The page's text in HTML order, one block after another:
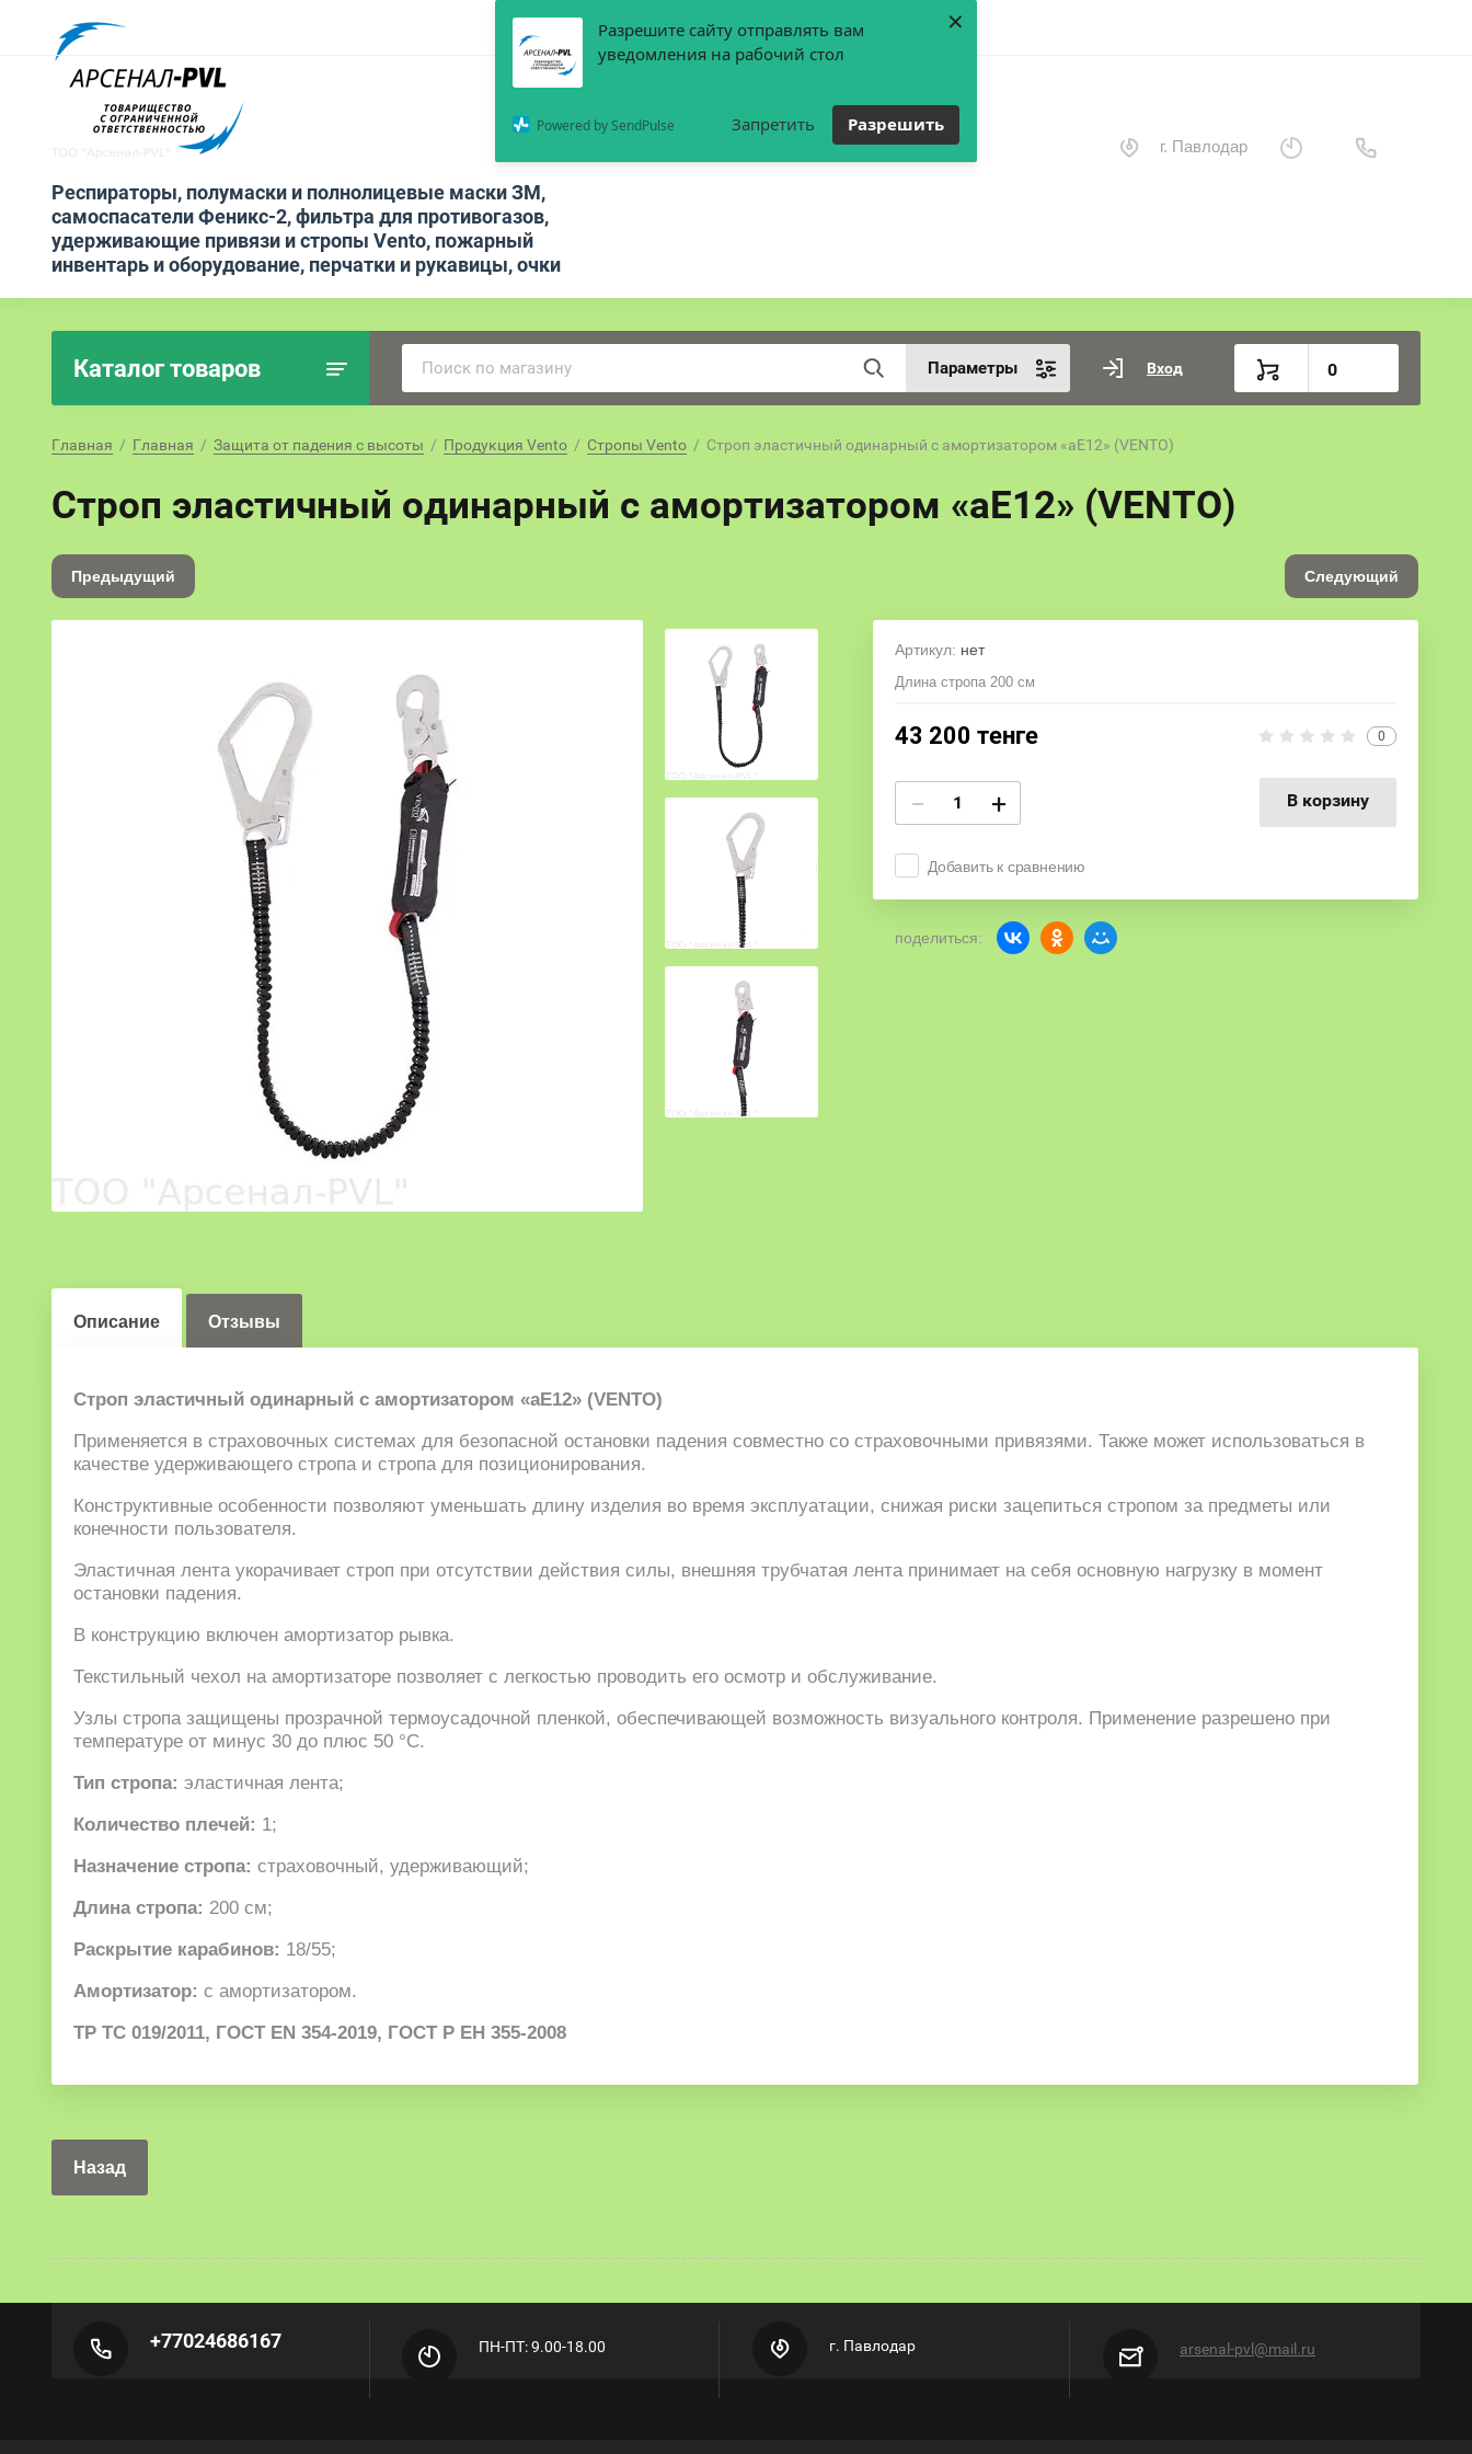
Разрешите сайту отправлять вам
уведомления на рабочий стол
Powered by SendPulse Запретить Разрешить
×
Респираторы, полумаски и полнолицевые маски ЗМ,
самоспасатели Феникс-2, фильтра для противогазов,
удерживающие привязи и стропы Vento, пожарный
инвентарь и оборудование, перчатки и рукавицы, очки
г. Павлодар
Каталог товаров Параметры Вход 0
Главная
  /
Главная
  /
Защита от падения с высоты
  /
Продукция Vento
  /
Стропы Vento
  /  Строп эластичный одинарный с амортизатором «аЕ12» (VENTO)
Строп эластичный одинарный с амортизатором «аЕ12» (VENTO)
Предыдущий Следующий
Артикул: нет
Длина стропа 200 см
43 200 тенге 0
− + В корзину
Добавить к сравнению
поделиться:
Описание Отзывы
Строп эластичный одинарный с амортизатором «аЕ12» (VENTO)
Применяется в страховочных системах для безопасной остановки падения совместно со страховочными привязями. Также может использоваться в
качестве удерживающего стропа и стропа для позиционирования.
Конструктивные особенности позволяют уменьшать длину изделия во время эксплуатации, снижая риски зацепиться стропом за предметы или
конечности пользователя.
Эластичная лента укорачивает строп при отсутствии действия силы, внешняя трубчатая лента принимает на себя основную нагрузку в момент
остановки падения.
В конструкцию включен амортизатор рывка.
Текстильный чехол на амортизаторе позволяет с легкостью проводить его осмотр и обслуживание.
Узлы стропа защищены прозрачной термоусадочной пленкой, обеспечивающей возможность визуального контроля. Применение разрешено при
температуре от минус 30 до плюс 50 °С.
Тип стропа: эластичная лента;
Количество плечей: 1;
Назначение стропа: страховочный, удерживающий;
Длина стропа: 200 см;
Раскрытие карабинов: 18/55;
Амортизатор: с амортизатором.
ТР ТС 019/2011, ГОСТ EN 354-2019, ГОСТ Р ЕН 355-2008
Назад
+77024686167 ПН-ПТ: 9.00-18.00 г. Павлодар arsenal-pvl@mail.ru